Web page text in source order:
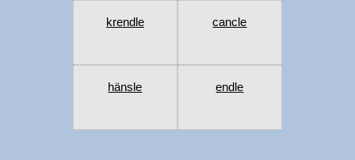
krendle cancle
hänsle endle